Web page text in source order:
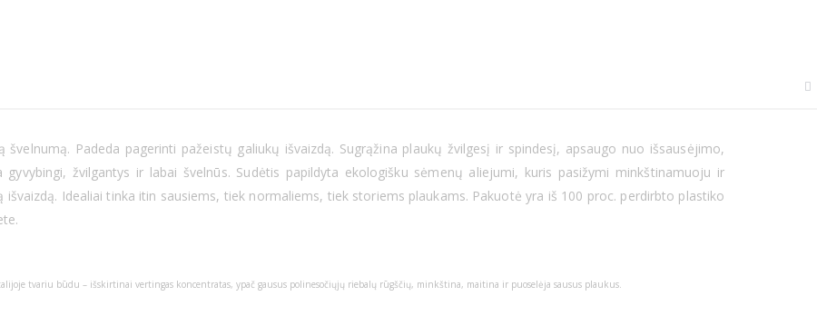
Padeda pagerinti pažeistų galiukų išvaizdą. Sugrąžina plaukų žvilgesį ir spindesį, apsaugo nuo išsausėjimo,
žvilgantys ir labai švelnūs. Sudėtis papildyta ekologišku sėmenų aliejumi, kuris pasižymi minkštinamuoju ir
Idealiai tinka itin sausiems, tiek normaliems, tiek storiems plaukams. Pakuotė yra iš 100 proc. perdirbto plastiko
tvariu būdu – išskirtinai vertingas koncentratas, ypač gausus polinesočiųjų riebalų rūgščių, minkština, maitina ir puoselėja sausus plaukus.